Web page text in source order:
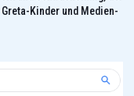
Kinder und Medien-